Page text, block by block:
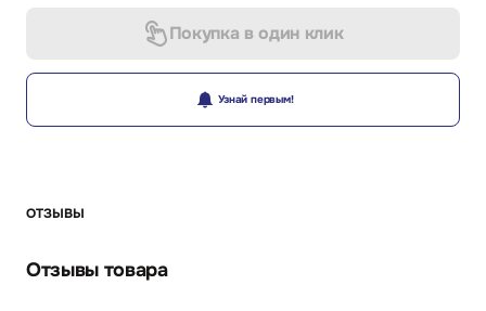
Покупка в один клик
Узнай первым!
ОТЗЫВЫ
Отзывы товара